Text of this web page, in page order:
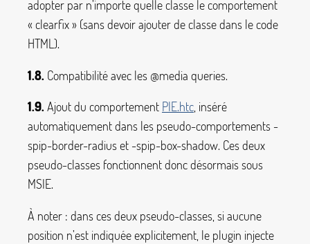
adopter par n’importe quelle classe le comportement
« clearfix» (sans devoir ajouter de classe dans le code
HTML).
1.8. Compatibilité avec les @media queries.
1.9.Ajout du comportement PIE.htc, inséré
automatiquement dans les pseudo-comportements -
spip-border-radiuset -spip-box-shadow. Ces deux
pseudo-classes fonctionnent donc désormais sous
MSIE.
À noter : dans ces deux pseudo-classes, si aucune
position n’est indiquée explicitement, le plugin injecte